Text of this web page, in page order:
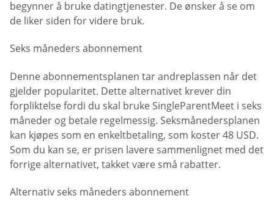
begynner å bruke datingtjenester. De ønsker å se om
de liker siden for videre bruk.
Seks måneders abonnement
Denne abonnementsplanen tar andreplassen når det
gjelder popularitet. Dette alternativet krever din
forpliktelse fordi du skal bruke SingleParentMeet i seks
måneder og betale regelmessig. Seksmånedersplanen
kan kjøpes som en enkeltbetaling, som koster 48 USD.
Som du kan se, er prisen lavere sammenlignet med det
forrige alternativet, takket være små rabatter.
Alternativ seks måneders abonnement